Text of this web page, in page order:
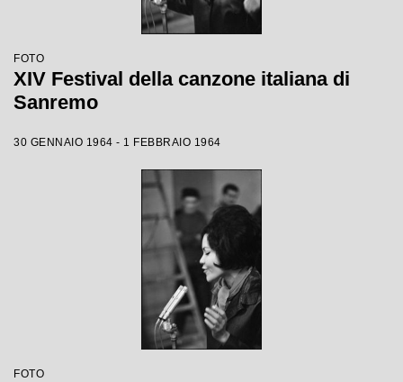
FOTO
XIV Festival della canzone italiana di
Sanremo
30 GENNAIO 1964 - 1 FEBBRAIO 1964
FOTO